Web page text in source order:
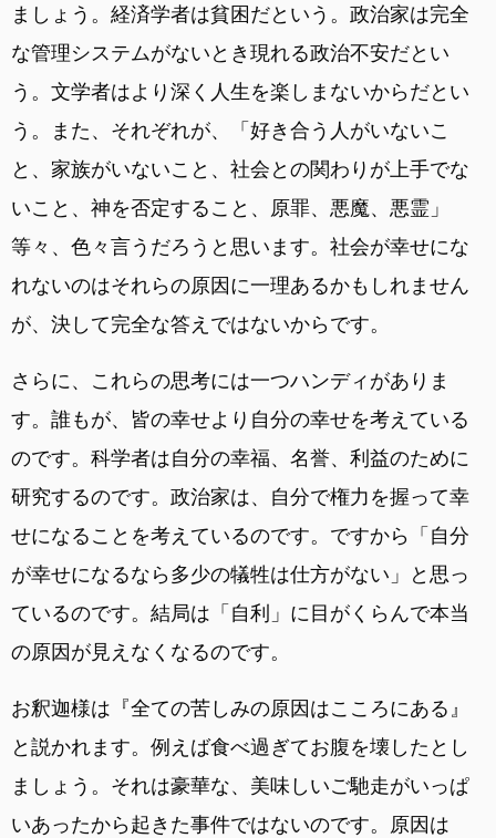
ましょう。経済学者は貧困だという。政治家は完全
な管理システムがないとき現れる政治不安だとい
う。文学者はより深く人生を楽しまないからだとい
う。また、それぞれが、「好き合う人がいないこ
と、家族がいないこと、社会との関わりが上手でな
いこと、神を否定すること、原罪、悪魔、悪霊」
等々、色々言うだろうと思います。社会が幸せにな
れないのはそれらの原因に一理あるかもしれません
が、決して完全な答えではないからです。
さらに、これらの思考には一つハンディがありま
す。誰もが、皆の幸せより自分の幸せを考えている
のです。科学者は自分の幸福、名誉、利益のために
研究するのです。政治家は、自分で権力を握って幸
せになることを考えているのです。ですから「自分
が幸せになるなら多少の犠牲は仕方がない」と思っ
ているのです。結局は「自利」に目がくらんで本当
の原因が見えなくなるのです。
お釈迦様は『全ての苦しみの原因はこころにある』
と説かれます。例えば食べ過ぎてお腹を壊したとし
ましょう。それは豪華な、美味しいご馳走がいっぱ
いあったから起きた事件ではないのです。原因は